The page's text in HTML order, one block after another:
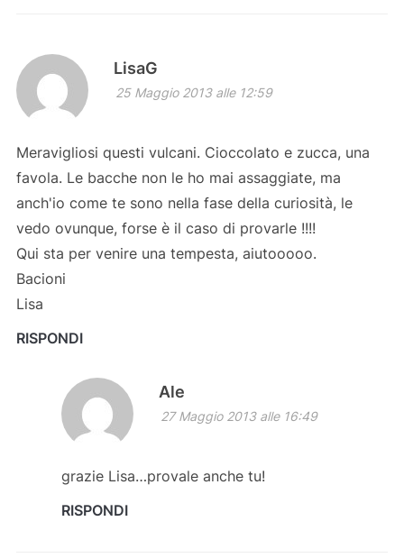
LisaG
25 Maggio 2013 alle 12:59
Meravigliosi questi vulcani. Cioccolato e zucca, una
favola. Le bacche non le ho mai assaggiate, ma
anch'io come te sono nella fase della curiosità, le
vedo ovunque, forse è il caso di provarle !!!!
Qui sta per venire una tempesta, aiutooooo.
Bacioni
Lisa
RISPONDI
Ale
27 Maggio 2013 alle 16:49
grazie Lisa…provale anche tu!
RISPONDI